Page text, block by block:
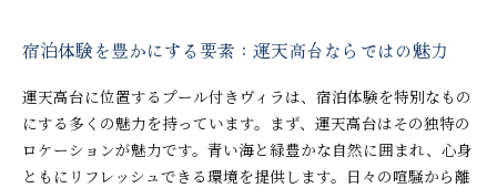
宿泊体験を豊かにする要素：運天高台ならではの魅力
運天高台に位置するプール付きヴィラは、宿泊体験を特別なもの
にする多くの魅力を持っています。まず、運天高台はその独特の
ロケーションが魅力です。青い海と緑豊かな自然に囲まれ、心身
ともにリフレッシュできる環境を提供します。日々の喧騒から離